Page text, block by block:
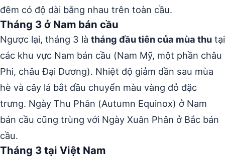
đêm có độ dài bằng nhau trên toàn cầu.
Tháng 3 ở Nam bán cầu
Ngược lại, tháng 3 là tháng đầu tiên của mùa thu tại
các khu vực Nam bán cầu (Nam Mỹ, một phần châu
Phi, châu Đại Dương). Nhiệt độ giảm dần sau mùa
hè và cây lá bắt đầu chuyển màu vàng đỏ đặc
trưng. Ngày Thu Phân (Autumn Equinox) ở Nam
bán cầu cũng trùng với Ngày Xuân Phân ở Bắc bán
cầu.
Tháng 3 tại Việt Nam